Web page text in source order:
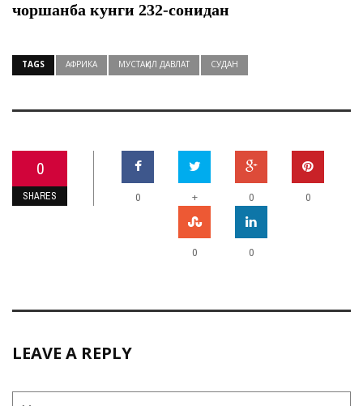
чоршанба кунги 232-сонидан
TAGS АФРИКА МУСТАҚИЛ ДАВЛАТ СУДАН
0
SHARES 0 + 0 0
0 0
LEAVE A REPLY